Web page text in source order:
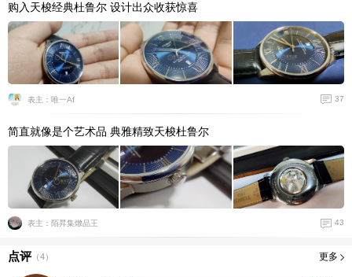
购入天梭经典杜鲁尔 设计出众收获惊喜
表主：唯一Af 37
简直就像是个艺术品 典雅精致天梭杜鲁尔
表主：陌昇集燉品王 43
点评（4） 更多